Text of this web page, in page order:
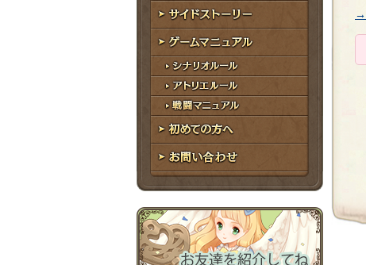
世界観
サイドストーリー
ゲームマニュアル
シナリオルール
アトリエルール
戦闘マニュアル
初めての方へ
お問い合わせ
→